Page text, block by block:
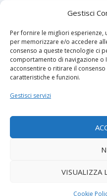
Gestisci
Per fornire le migliori
per memorizzare e/o accedere
consenso a queste tecnologie ci
comportamento di navigazione o
acconsentire o ritirare il
caratteristiche e funzioni.
Gestisci servizi
VISUALIZZA
Cookie
RIZZO – Dalla “Fratelli
favola di Christian
I NOSTRI
Calcio Panchina
Diretta.it
Termini